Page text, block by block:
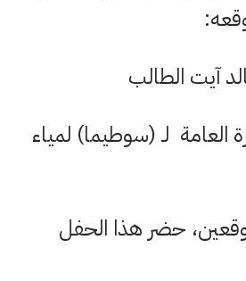
آيت الطالب
العامة لـ (سوطيما) لمياء
حضر هذا الحفل